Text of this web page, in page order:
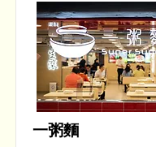
一粥麵